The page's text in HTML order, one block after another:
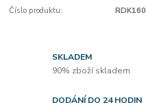
Číslo produktu: RDK160
SKLADEM
90% zboží skladem
DODÁNÍ DO 24 HODIN